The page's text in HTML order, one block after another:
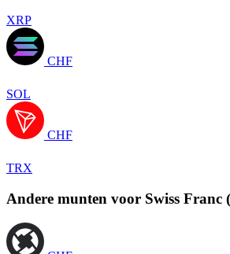
XRP
CHF
SOL
CHF
TRX
Andere munten voor Swiss Franc